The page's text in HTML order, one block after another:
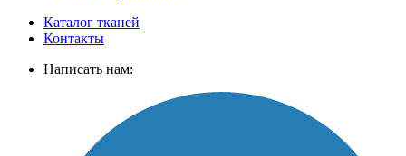
Каталог тканей
Контакты
Написать нам: